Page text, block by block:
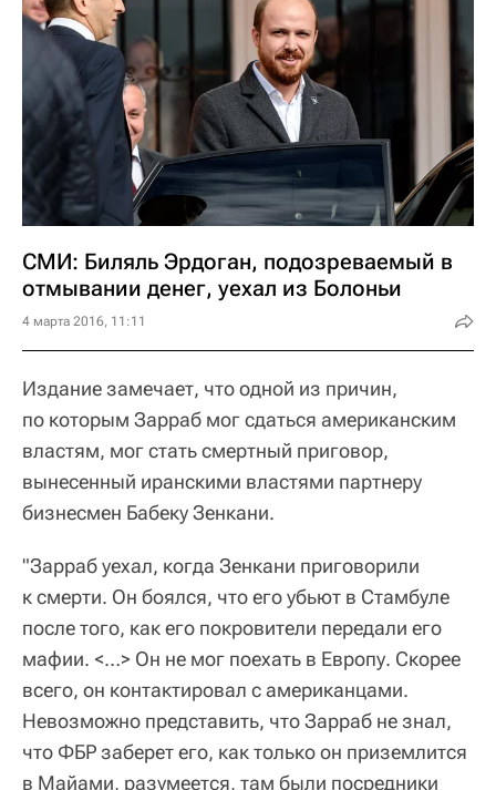
СМИ: Биляль Эрдоган, подозреваемый в
отмывании денег, уехал из Болоньи
4 марта 2016, 11:11
Издание замечает, что одной из причин,
по которым Зарраб мог сдаться американским
властям, мог стать смертный приговор,
вынесенный иранскими властями партнеру
бизнесмен Бабеку Зенкани.
"Зарраб уехал, когда Зенкани приговорили
к смерти. Он боялся, что его убьют в Стамбуле
после того, как его покровители передали его
мафии. <…> Он не мог поехать в Европу. Скорее
всего, он контактировал с американцами.
Невозможно представить, что Зарраб не знал,
что ФБР заберет его, как только он приземлится
в Майами, разумеется, там были посредники